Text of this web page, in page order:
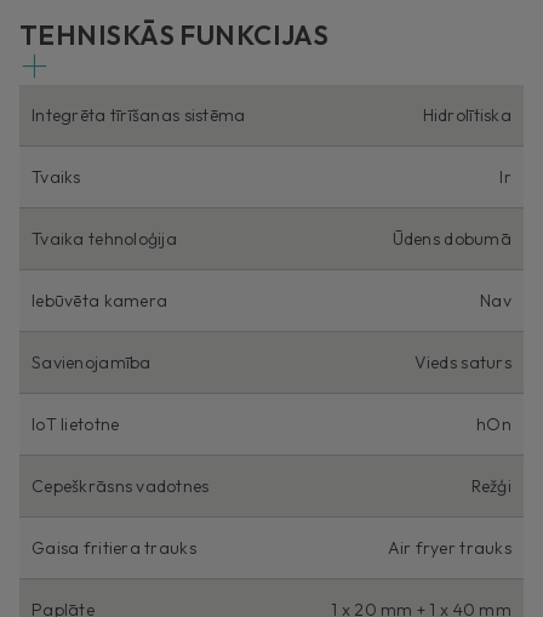
TEHNISKĀS FUNKCIJAS
Integrēta tīrīšanas sistēma Hidrolītiska
Tvaiks Ir
Tvaika tehnoloģija Ūdens dobumā
Iebūvēta kamera Nav
Savienojamība Vieds saturs
IoT lietotne hOn
Cepeškrāsns vadotnes Režģi
Gaisa fritiera trauks Air fryer trauks
Paplāte 1 x 20 mm + 1 x 40 mm